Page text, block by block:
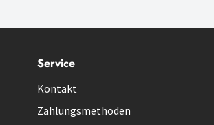
Service
Kontakt
Zahlungsmethoden